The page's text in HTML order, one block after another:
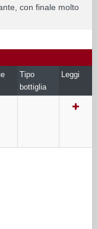
con finale molto
Tipo
bottiglia
Leggi